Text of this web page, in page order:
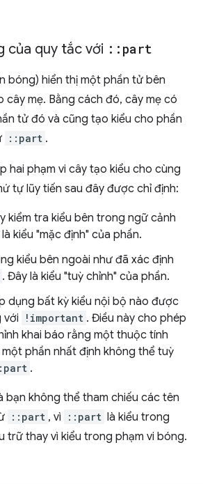
của quy tắc với :: part
bóng) hiển thị một phần tử bên
mẹ. Bằng cách đó, cây mẹ có
tử đó và cũng tạo kiểu cho phần
::part .
hai phạm vi cây tạo kiểu cho cùng
tự lũy tiến sau đây được chỉ định:
kiểm tra kiểu bên trong ngữ cảnh
kiểu "mặc định" của phần.
kiểu bên ngoài như đã xác định
. Đây là kiểu "tuỳ chỉnh" của phần.
dụng bất kỳ kiểu nội bộ nào được
với
!important . Điều này cho phép
khai báo rằng một thuộc tính
phần nhất định không thể tuỳ
.
bạn không thể tham chiếu các tên
::part , vì ::part là kiểu trong
trữ thay vì kiểu trong phạm vi bóng.